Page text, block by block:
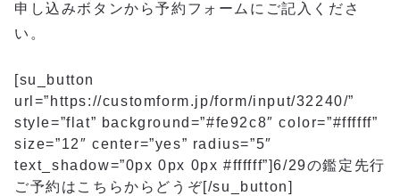
申し込みボタンから予約フォームにご記入くださ
い。
[su_button
url=”https://customform.jp/form/input/32240/”
style=”flat” background=”#fe92c8″ color=”#ffffff”
size=”12″ center=”yes” radius=”5″
text_shadow=”0px 0px 0px #ffffff”]6/29の鑑定先行
ご予約はこちらからどうぞ[/su_button]